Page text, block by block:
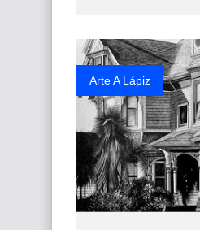
alma. Betty
Arte A Lápiz